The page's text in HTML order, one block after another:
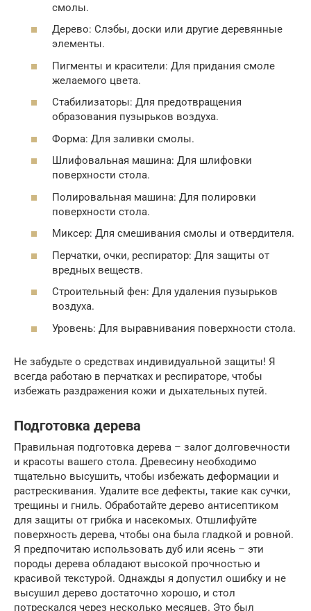
смолы.
Дерево: Слэбы, доски или другие деревянные
элементы.
Пигменты и красители: Для придания смоле
желаемого цвета.
Стабилизаторы: Для предотвращения
образования пузырьков воздуха.
Форма: Для заливки смолы.
Шлифовальная машина: Для шлифовки
поверхности стола.
Полировальная машина: Для полировки
поверхности стола.
Миксер: Для смешивания смолы и отвердителя.
Перчатки, очки, респиратор: Для защиты от
вредных веществ.
Строительный фен: Для удаления пузырьков
воздуха.
Уровень: Для выравнивания поверхности стола.
Не забудьте о средствах индивидуальной защиты! Я
всегда работаю в перчатках и респираторе, чтобы
избежать раздражения кожи и дыхательных путей.
Подготовка дерева
Правильная подготовка дерева – залог долговечности
и красоты вашего стола. Древесину необходимо
тщательно высушить, чтобы избежать деформации и
растрескивания. Удалите все дефекты, такие как сучки,
трещины и гниль. Обработайте дерево антисептиком
для защиты от грибка и насекомых. Отшлифуйте
поверхность дерева, чтобы она была гладкой и ровной.
Я предпочитаю использовать дуб или ясень – эти
породы дерева обладают высокой прочностью и
красивой текстурой. Однажды я допустил ошибку и не
высушил дерево достаточно хорошо, и стол
потрескался через несколько месяцев. Это был